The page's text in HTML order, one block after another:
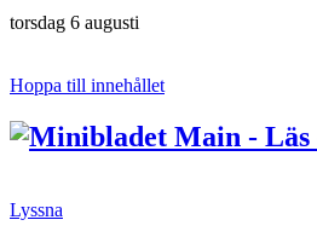
torsdag 6 augusti
Hoppa till innehållet
Lyssna